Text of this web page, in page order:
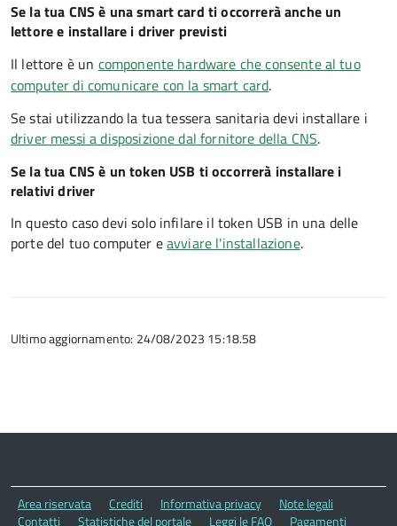
Se la tua CNS è una smart card ti occorrerà anche un
lettore e installare i driver previsti
Il lettore è un componente hardware che consente al tuo
computer di comunicare con la smart card.
Se stai utilizzando la tua tessera sanitaria devi installare i
driver messi a disposizione dal fornitore della CNS.
Se la tua CNS è un token USB ti occorrerà installare i
relativi driver
In questo caso devi solo infilare il token USB in una delle
porte del tuo computer eavviare l'installazione.
Ultimo aggiornamento: 24/08/2023 15:18.58
Area riservata Crediti Informativa privacy
Note legali
Contatti
Statistiche del portale Leggi le FAQ Pagamenti